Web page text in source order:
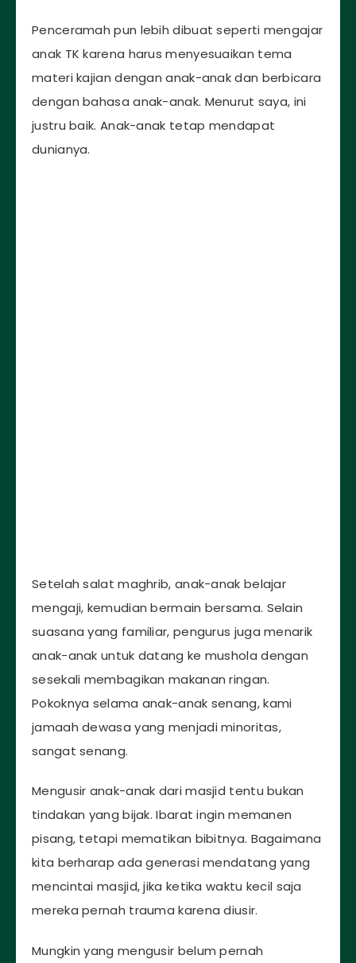
Penceramah pun lebih dibuat seperti mengajar
anak TK karena harus menyesuaikan tema
materi kajian dengan anak-anak dan berbicara
dengan bahasa anak-anak. Menurut saya, ini
justru baik. Anak-anak tetap mendapat
dunianya.
Setelah salat maghrib, anak-anak belajar
mengaji, kemudian bermain bersama. Selain
suasana yang familiar, pengurus juga menarik
anak-anak untuk datang ke mushola dengan
sesekali membagikan makanan ringan.
Pokoknya selama anak-anak senang, kami
jamaah dewasa yang menjadi minoritas,
sangat senang.
Mengusir anak-anak dari masjid tentu bukan
tindakan yang bijak. Ibarat ingin memanen
pisang, tetapi mematikan bibitnya. Bagaimana
kita berharap ada generasi mendatang yang
mencintai masjid, jika ketika waktu kecil saja
mereka pernah trauma karena diusir.
Mungkin yang mengusir belum pernah